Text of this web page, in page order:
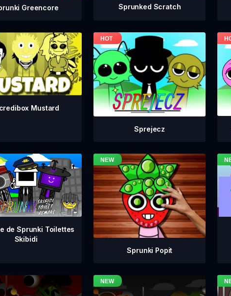
Greencore Sprunked Scratch
Mustard
Sprejecz
de Sprunki Toilettes
Skibidi
Sprunki Popit